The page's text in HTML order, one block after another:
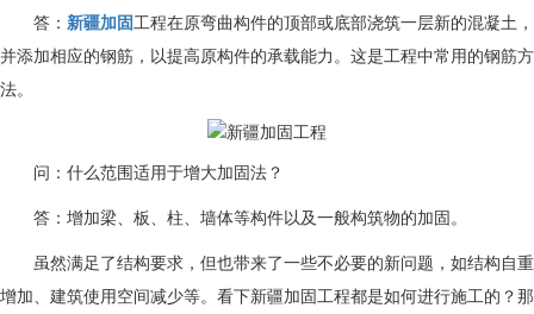
答： 新疆加固工程在原弯曲构件的顶部或底部浇筑一层新的混凝土，
并添加相应的钢筋，以提高原构件的承载能力。这是工程中常用的钢筋方
法。
问：什么范围适用于增大加固法？
答：增加梁、板、柱、墙体等构件以及一般构筑物的加固。
虽然满足了结构要求，但也带来了一些不必要的新问题，如结构自重
增加、建筑使用空间减少等。看下新疆加固工程都是如何进行施工的？那